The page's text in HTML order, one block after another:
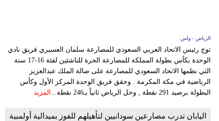
فيديو
سيارات
الرياض - واس
توج رئيس الاتحاد العربي السعودي للمصارعة سلمان العسيري فريق نادي
الوحدة بكأس بطولة المملكة للمصارعة الحرة للناشئين لفئة 16-17 سنة
التي نظمها الاتحاد السعودي للمصارعة على صالة الملك عبدالعزيز
الرياضية في مكة المكرمة . وحقق فريق الوحدة المركز الأول وكأس
البطولة برصيد 291 نقطة , وحل الرياض ثانياً بـ246 نقطة...
المزيد
اليابان تدرب مصارعين سودانيين لتأهيلهم للفوز بميدالية أولمبية